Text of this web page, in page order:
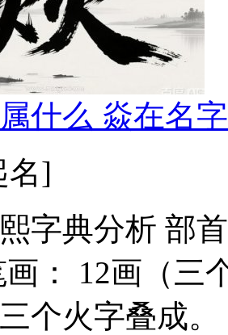
什么 焱在名
名]
字典分析 部
画： 12画（三
个火字叠成